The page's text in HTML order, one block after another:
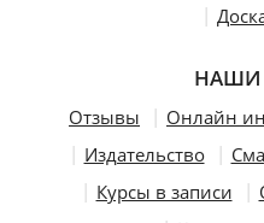
НАШИ
Отзывы Онлайн
Издательство
Курсы в записи